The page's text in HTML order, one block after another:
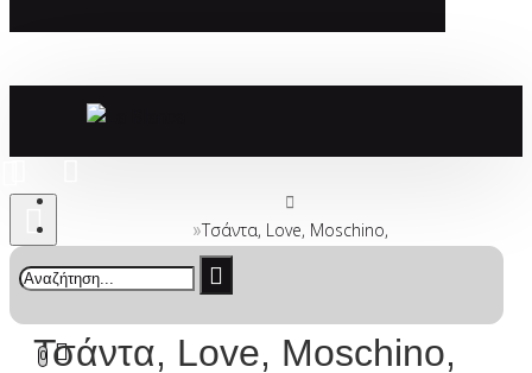
0
Τσάντα, Love, Moschino,
Τσάντα, Love, Moschino,